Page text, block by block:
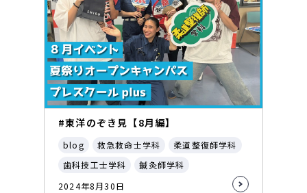
#東洋のぞき見【8月編】
blog 救急救命士学科
柔道整復師学科
歯科技工士学科
鍼灸師学科
2024年8月30日